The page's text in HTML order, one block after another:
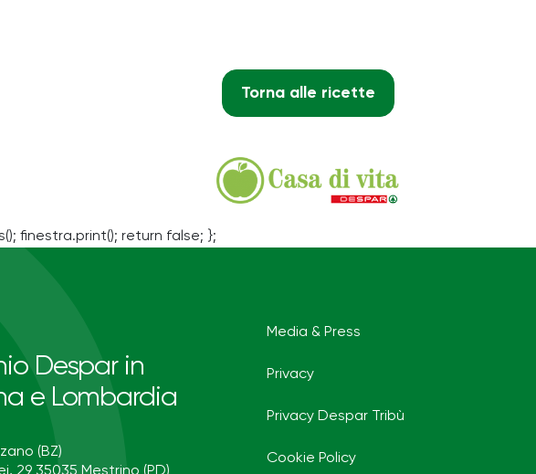
Torna alle ricette
finestra.print(); return false; };
Despar in
e Lombardia
(BZ)
29 35035 Mestrino (PD)
Media & Press
Privacy
Privacy Despar Tribù
Cookie Policy